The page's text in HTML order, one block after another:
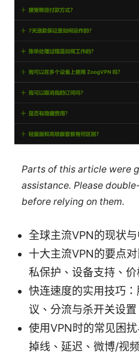
Parts of this article were
assistance. Please
before relying on them.
全球主流VPN的现状
十大主流VPN的要点
私保护、设备支持、
快连速度的实用技巧
议、分流与杀开关设置
使用VPN时的常见困
掉线、延迟、微博/视